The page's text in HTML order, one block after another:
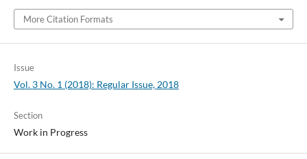
More Citation Formats
Issue
Vol. 3 No. 1 (2018): Regular Issue, 2018
Section
Work in Progress